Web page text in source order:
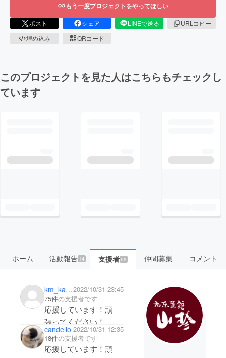
もう一度プロジェクトをやってほしい
ポスト シェア LINEで送る
URLコピー
埋め込み
QRコード
このプロジェクトを見た人はこちらもチェックし
ています
ホーム 活動報告14 支援者59 仲間募集 コメント
km_kanade2022/10/31 23:45
75件の支援者です
応援しています！頑
張ってください！
candello 2022/10/31 12:35
18件の支援者です
応援しています！頑